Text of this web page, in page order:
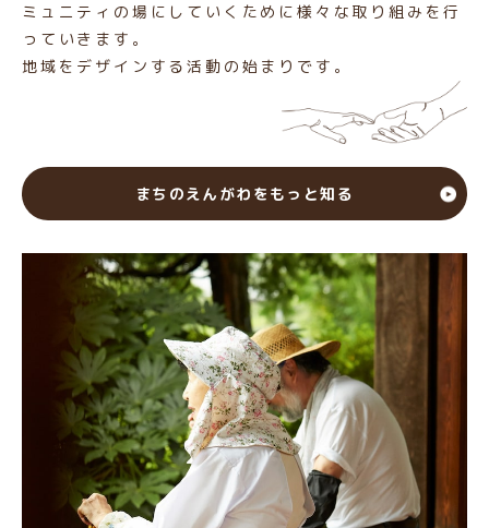
ミュニティの場にしていくために様々な取り組みを行
っていきます。
地域をデザインする活動の始まりです。
まちのえんがわをもっと知る